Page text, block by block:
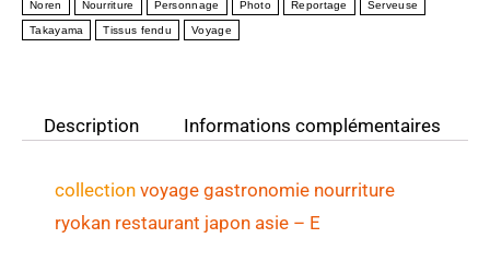
Noren Nourriture Personnage Photo Reportage Serveuse
Takayama Tissus fendu Voyage
Description Informations complémentaires
collection voyage gastronomie nourriture
ryokan restaurant japon asie – E